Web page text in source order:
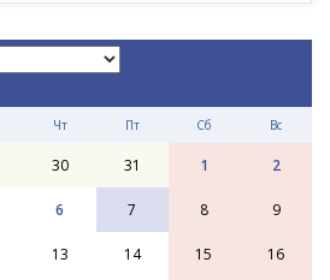
Чт Пт Сб Вс
30 31 1 2
6 7 8 9
13 14 15 16